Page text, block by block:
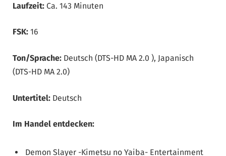
Laufzeit: Ca. 143 Minuten
FSK: 16
Ton/Sprache: Deutsch (DTS-HD MA 2.0 ), Japanisch
(DTS-HD MA 2.0)
Untertitel: Deutsch
Im Handel entdecken:
Demon Slayer -Kimetsu no Yaiba- Entertainment